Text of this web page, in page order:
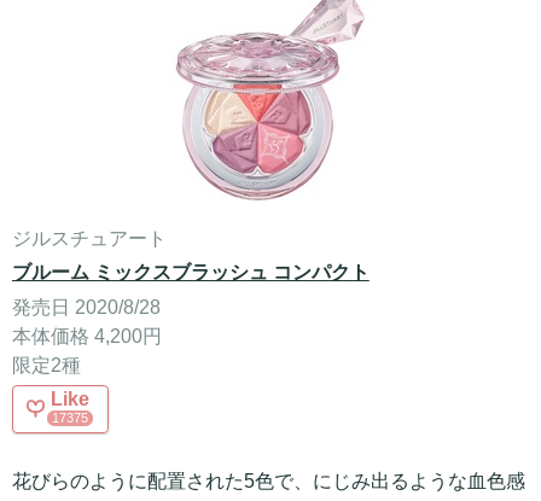
ジルスチュアート
ブルーム ミックスブラッシュ コンパクト
発売日 2020/8/28
本体価格 4,200円
限定2種
Like
17375
花びらのように配置された5色で、にじみ出るような血色感